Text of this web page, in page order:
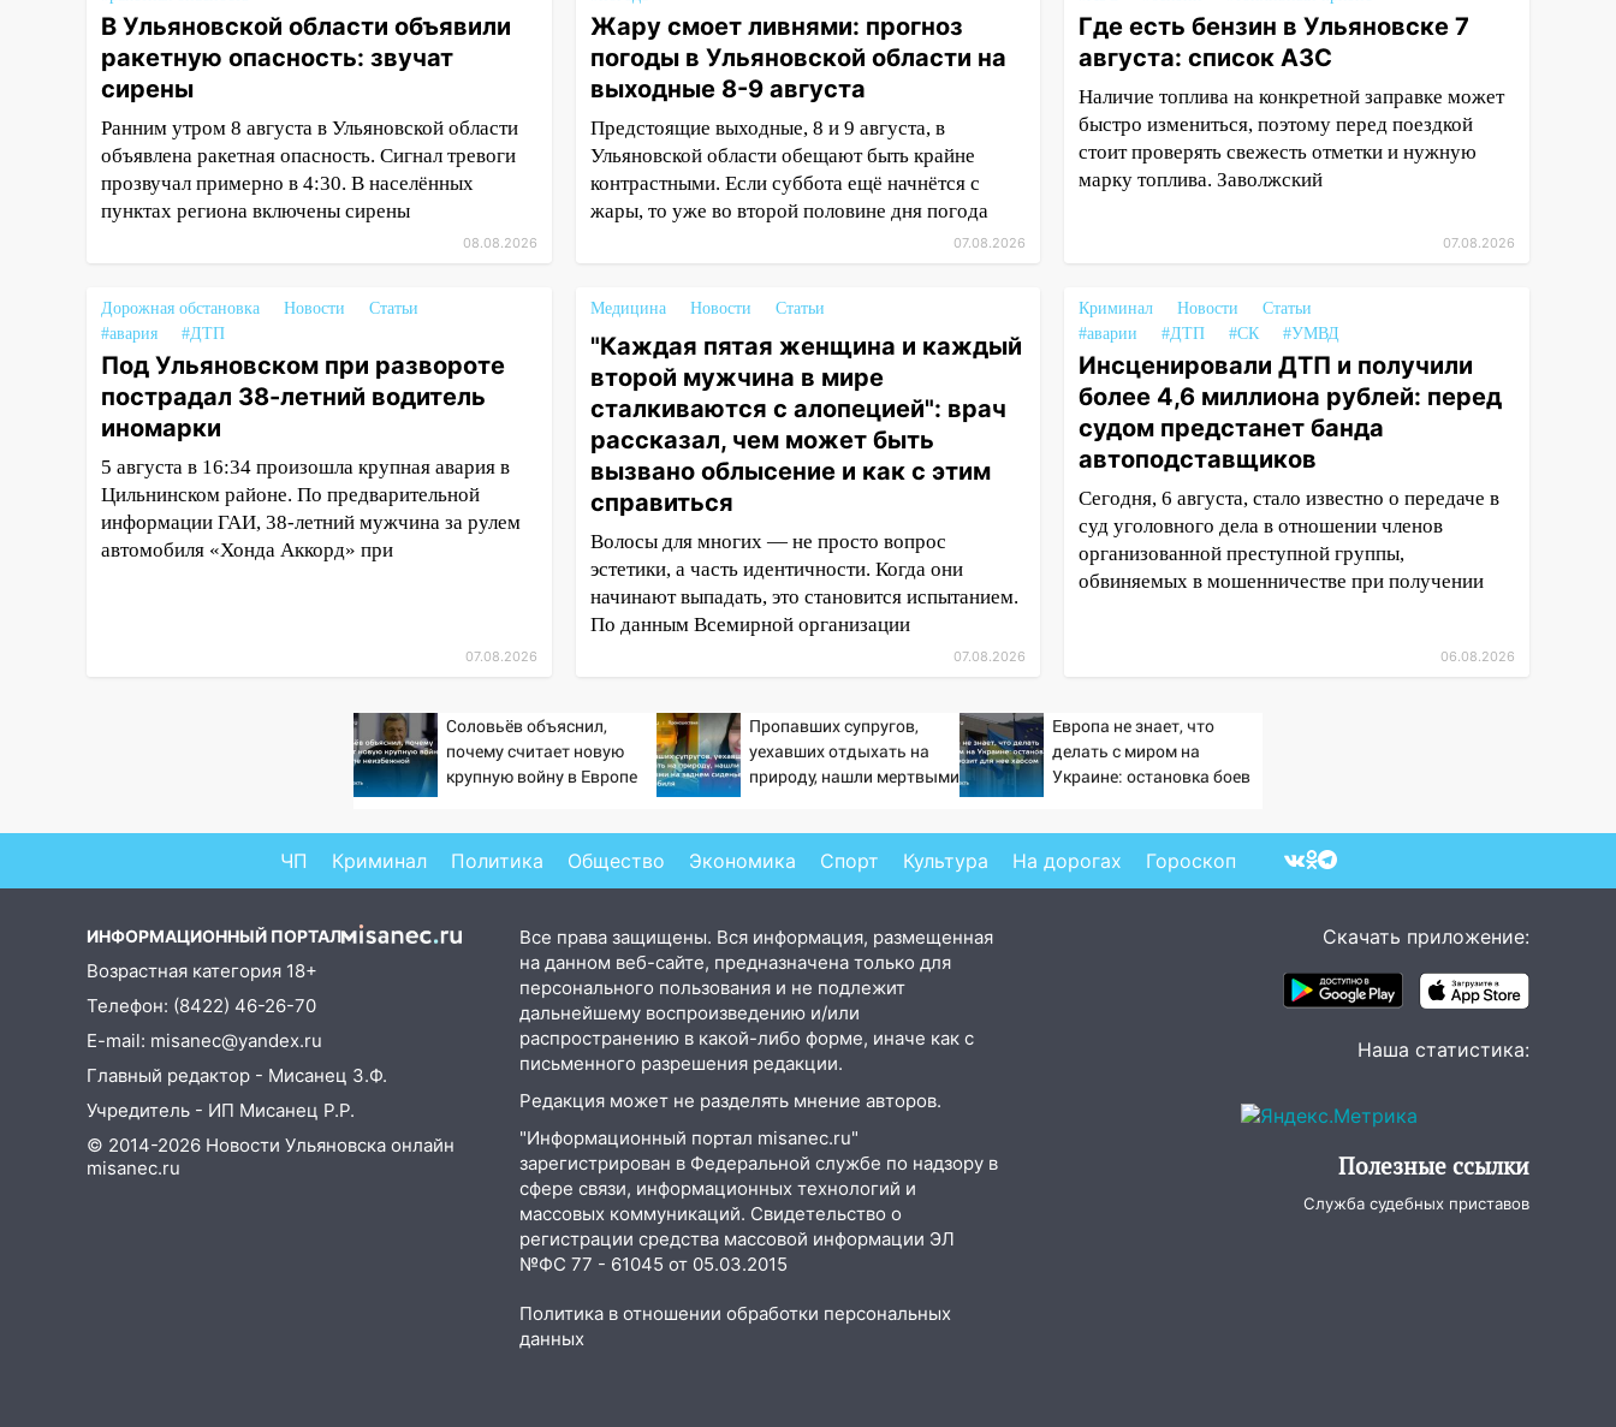
Дня сотрудника органов
следствия Российской
Федерации
19:30
поддержать «Симбирскую
чебурашку» на фестивале
«ФормАРТ»
18:11
долголетие»
17:16 В реанимацию
Ульяновской областной
больницы поступили шесть
новых аппаратов ИВЛ
16:51 В Чердаклинском районе
ремонтируют дороги, ставят
остановки и проводят новое
освещение
покажут матч «Волги» под
отечественный прибор для
15:47 Ульяновцы могут
вернуть деньги за абонементы
закрывшегося фитнес-клуба
«Рекорд-Fitness»
15:34 После вмешательства
прокуратуры в селах
Ульяновской области привели
в порядок детские площадки
15:27 Прокуратура проверяет
В Ульяновской области объявили
ракетную опасность: звучат
сирены
Ранним утром 8 августа в Ульяновской области
объявлена ракетная опасность. Сигнал тревоги
прозвучал примерно в 4:30. В населённых
пунктах региона включены сирены
08.08.2026
Жару смоет ливнями: прогноз
погоды в Ульяновской области на
выходные 8-9 августа
Предстоящие выходные, 8 и 9 августа, в
Ульяновской области обещают быть крайне
контрастными. Если суббота ещё начнётся с
жары, то уже во второй половине дня погода
07.08.2026
Где есть бензин в Ульяновске 7
августа: список АЗС
Наличие топлива на конкретной заправке может
быстро измениться, поэтому перед поездкой
стоит проверять свежесть отметки и нужную
марку топлива. Заволжский
07.08.2026
Дорожная обстановка Новости
Статьи
#авария
#ДТП
Под Ульяновском при развороте
пострадал 38-летний водитель
иномарки
5 августа в 16:34 произошла крупная авария в
Цильнинском районе. По предварительной
информации ГАИ, 38-летний мужчина за рулем
автомобиля «Хонда Аккорд» при
07.08.2026
Медицина Новости Статьи
"Каждая пятая женщина и каждый
второй мужчина в мире
сталкиваются с алопецией": врач
рассказал, чем может быть
вызвано облысение и как с этим
справиться
Волосы для многих — не просто вопрос
эстетики, а часть идентичности. Когда они
начинают выпадать, это становится испытанием.
По данным Всемирной организации
07.08.2026
Криминал Новости
Статьи
#аварии
#ДТП #СК #УМВД
Инсценировали ДТП и получили
более 4,6 миллиона рублей: перед
судом предстанет банда
автоподставщиков
Сегодня, 6 августа, стало известно о передаче в
суд уголовного дела в отношении членов
организованной преступной группы,
обвиняемых в мошенничестве при получении
06.08.2026
Соловьёв объяснил,
почему считает новую
крупную войну в Европе
Пропавших супругов,
уехавших отдыхать на
природу, нашли мертвыми
Европа не знает, что
делать с миром на
Украине: остановка боев
ЧП Криминал Политика Общество Экономика Спорт Культура На дорогах Гороскоп
ИНФОРМАЦИОННЫЙ ПОРТАЛ
Возрастная категория 18+
Телефон: (8422) 46-26-70
E-mail: misanec@yandex.ru
Главный редактор - Мисанец З.Ф.
Учредитель - ИП Мисанец Р.Р.
© 2014-2026 Новости Ульяновска онлайн
misanec.ru
Все права защищены. Вся информация, размещенная
на данном веб-сайте, предназначена только для
персонального пользования и не подлежит
дальнейшему воспроизведению и/или
распространению в какой-либо форме, иначе как с
письменного разрешения редакции.
Редакция может не разделять мнение авторов.
"Информационный портал misanec.ru"
зарегистрирован в Федеральной службе по надзору в
сфере связи, информационных технологий и
массовых коммуникаций. Свидетельство о
регистрации средства массовой информации ЭЛ
№ФС 77 - 61045 от 05.03.2015
Политика в отношении обработки персональных
данных
Скачать приложение:
Наша статистика:
Полезные ссылки
Служба судебных приставов